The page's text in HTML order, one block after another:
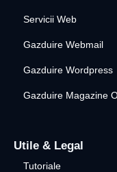
Servicii Web
Gazduire Webmail
Gazduire Wordpress
Gazduire Magazine
Utile & Legal
Tutoriale